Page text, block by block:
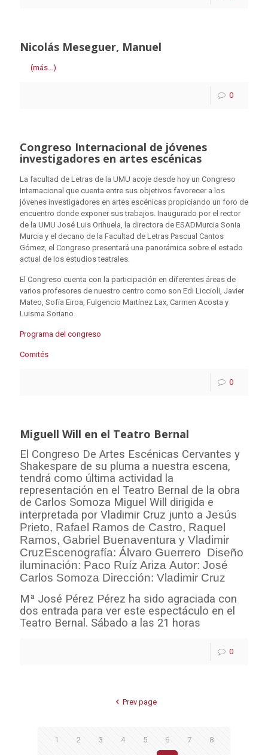
Nicolás Meseguer, Manuel
(más…)
0
Congreso Internacional de jóvenes
investigadores en artes escénicas
La facultad de Letras de la UMU acoje desde hoy un Congreso
Internacional que cuenta entre sus objetivos favorecer a los
jóvenes investigadores en artes escénicas propiciando un foro de
encuentro donde exponer sus trabajos. Inaugurado por el rector
de la UMU José Luis Orihuela, la directora de ESADMurcia Sonia
Murcia y el decano de la Facultad de Letras Pascual Cantos
Gómez, el Congreso presentará una panorámica sobre el estado
actual de los estudios teatrales.
El Congreso cuenta con la participación en díferentes áreas de
varios profesores de nuestro centro como son Edi Liccioli, Javier
Mateo, Sofía Eiroa, Fulgencio Martínez Lax, Carmen Acosta y
Luisma Soriano.
Programa del congreso
Comités
0
Miguell Will en el Teatro Bernal
El Congreso De Artes Escénicas Cervantes y
Shakespare de su pluma a nuestra escena,
tendrá como última actividad la
representación en el Teatro Bernal de la obra
de Carlos Somoza Miguel Will dirigida e
interpretada por Vladimir Cruz junto a Jesús
Prieto, Rafael Ramos de Castro, Raquel
Ramos, Gabriel Buenaventura y Vladimir
CruzEscenografía: Álvaro Guerrero Diseño
iluminación: Paco Ruíz Ariza Autor: José
Carlos Somoza Dirección: Vladimir Cruz
Mª José Pérez Pérez ha sido agraciada con
dos entrada para ver este espectáculo en el
Teatro Bernal. Sábado a las 21 horas
0
Prev page
1 2 3 4 5 6 7 8